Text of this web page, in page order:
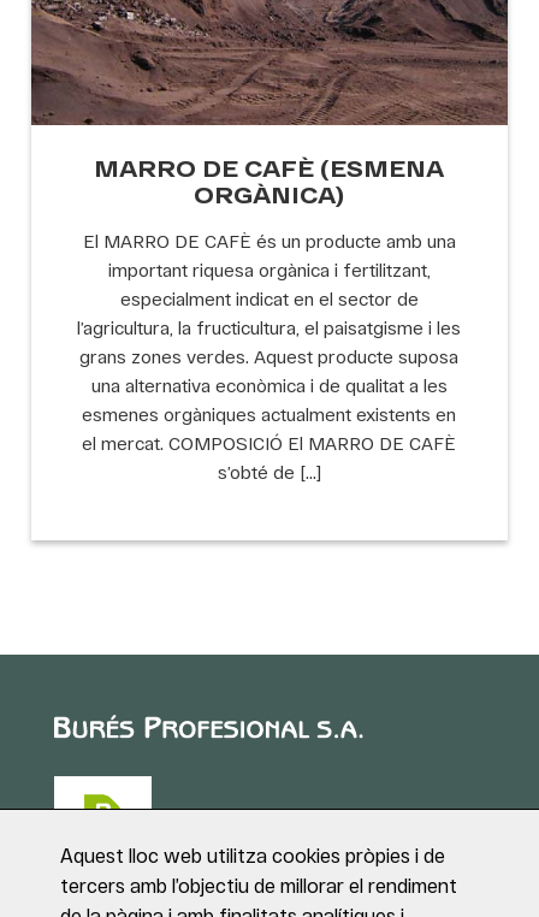
MARRO DE CAFÈ (ESMENA
ORGÀNICA)
El MARRO DE CAFÈ és un producte amb una
important riquesa orgànica i fertilitzant,
especialment indicat en el sector de
l’agricultura, la fructicultura, el paisatgisme i les
grans zones verdes. Aquest producte suposa
una alternativa econòmica i de qualitat a les
esmenes orgàniques actualment existents en
el mercat. COMPOSICIÓ El MARRO DE CAFÈ
s’obté de […]
Aquest lloc web utilitza cookies pròpies i de
tercers amb l’objectiu de millorar el rendiment